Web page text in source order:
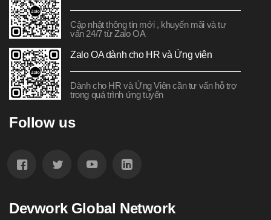
Cập nhật thông tin mới , khuyến mãi và tư
vấn 24/7 từ Zalo OA
Zalo OA dành cho HR và Ứng viên
Dành cho HR và Ứng Viên cần tư vấn hỗ trợ
trong quá trình ứng tuyển
Follow us
Devwork Global Network